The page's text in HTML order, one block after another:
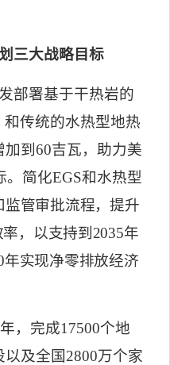
三大战略目标
部署基于干热岩的
和传统的水热型地热
加到60吉瓦，助力美
。简化EGS和水热型
监管审批流程，提升
，以支持到 2035年
年实现净零排放经济
年，完成17500个地
及全国2800万个家